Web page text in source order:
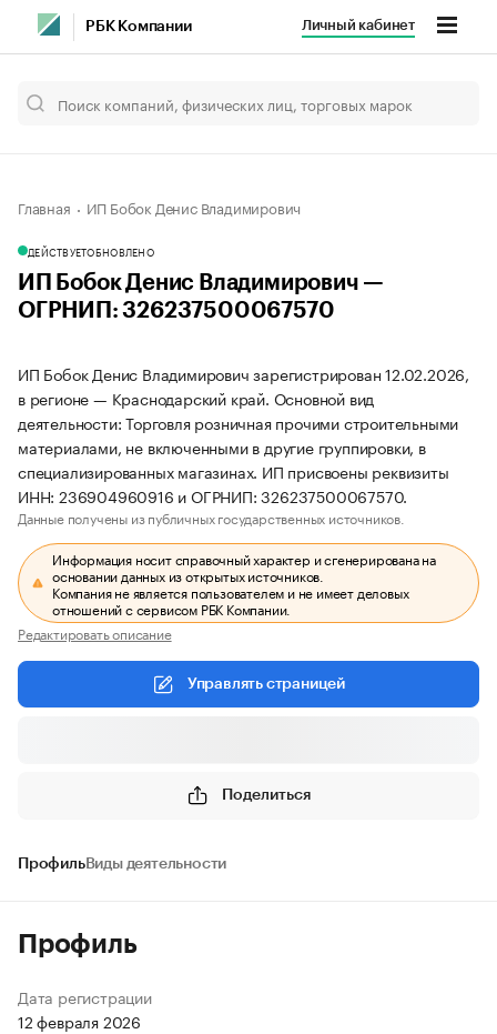
РБК Компании Личный кабинет
Главная ИП Бобок Денис Владимирович
ДЕЙСТВУЕТОБНОВЛЕНО
ИП Бобок Денис Владимирович —
ОГРНИП: 326237500067570
ИП Бобок Денис Владимирович зарегистрирован 12.02.2026,
в регионе — Краснодарский край. Основной вид
деятельности: Торговля розничная прочими строительными
материалами, не включенными в другие группировки, в
специализированных магазинах. ИП присвоены реквизиты
ИНН: 236904960916 и ОГРНИП: 326237500067570.
Данные получены из публичных государственных источников.
Информация носит справочный характер и сгенерирована на
основании данных из открытых источников.
Компания не является пользователем и не имеет деловых
отношений с сервисом РБК Компании.
Редактировать описание
Управлять страницей
Поделиться
ПрофильВиды деятельности
Профиль
Дата регистрации
12 февраля 2026